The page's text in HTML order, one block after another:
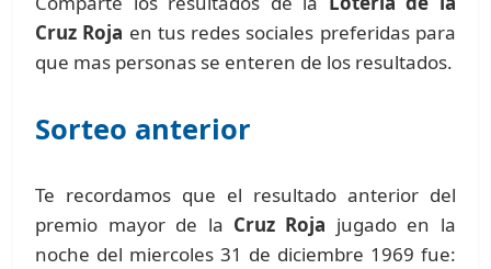
Cruz Roja en tus redes sociales preferidas para
que mas personas se enteren de los resultados.
Sorteo anterior
Te recordamos que el resultado anterior del
premio mayor de la Cruz Roja jugado en la
noche del miercoles 31 de diciembre 1969 fue: